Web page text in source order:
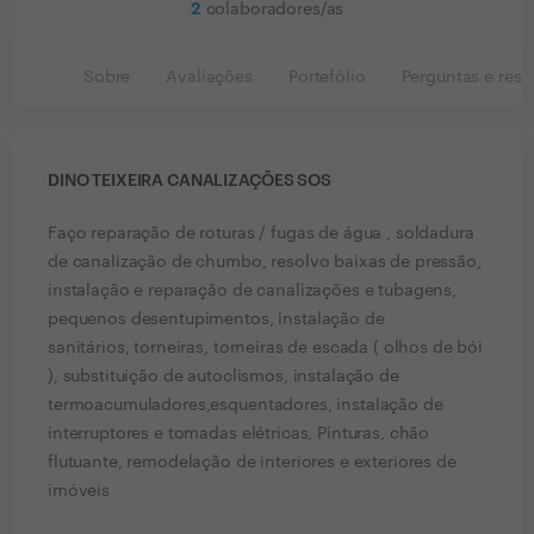
2 colaboradores/as
Sobre Avaliações Portefólio Perguntas e
DINO TEIXEIRA CANALIZAÇÕES SOS
Faço reparação de roturas / fugas de água , soldadura
de canalização de chumbo, resolvo baixas de pressão,
instalação e reparação de canalizações e tubagens,
pequenos desentupimentos, instalação de
sanitários, torneiras, torneiras de escada ( olhos de bói
), substituição de autoclismos, instalação de
termoacumuladores,esquentadores, instalação de
interruptores e tomadas elétricas, Pinturas, chão
flutuante, remodelação de interiores e exteriores de
imóveis